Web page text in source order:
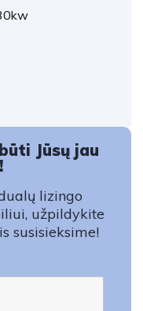
Jūsų jau
lizingo
užpildykite
susisieksime!